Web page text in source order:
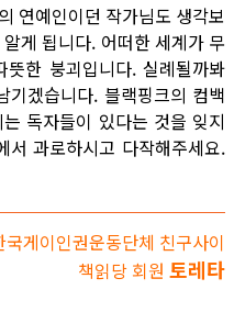
연예인이던 작가님도 생각보
게 됩니다. 어떠한 세계가 무
한 붕괴입니다. 실례될까봐
겠습니다. 블랙핑크의 컴백
독자들이 있다는 것을 잊지
서 과로하시고 다작해주세요.
국게이인권운동단체 친구사이
책읽당 회원 토레타